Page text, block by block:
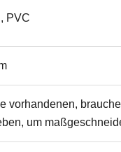
PVC
vorhandenen,
um